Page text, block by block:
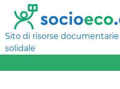
Sito di risorse documentarie
solidale